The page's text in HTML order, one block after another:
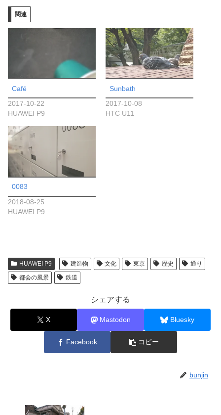
み
中…
関連
Café
2017-10-22
HUAWEI P9
Sunbath
2017-10-08
HTC U11
0083
2018-08-25
HUAWEI P9
HUAWEI P9 建造物 文化 東京 歴史
通り
都会の風景
鉄道
シェアする
X Mastodon Bluesky
Facebook コピー
bunjin